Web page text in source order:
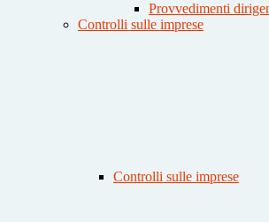
Provvedimenti
Controlli sulle imprese
Controlli sulle imprese